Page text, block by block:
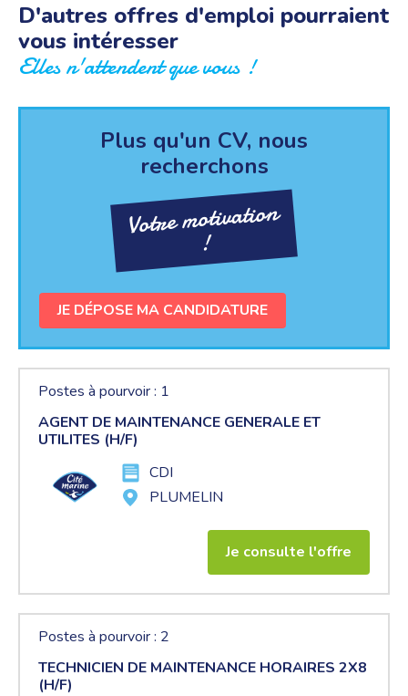
D'autres offres d'emploi pourraient
vous intéresser
Elles n'attendent que vous !
Plus qu'un CV, nous
recherchons
Votre motivation
!
JE DÉPOSE MA CANDIDATURE
Postes à pourvoir : 1
AGENT DE MAINTENANCE GENERALE ET
UTILITES (H/F)
CDI
PLUMELIN
Je consulte l'offre
Postes à pourvoir : 2
TECHNICIEN DE MAINTENANCE HORAIRES 2X8
(H/F)